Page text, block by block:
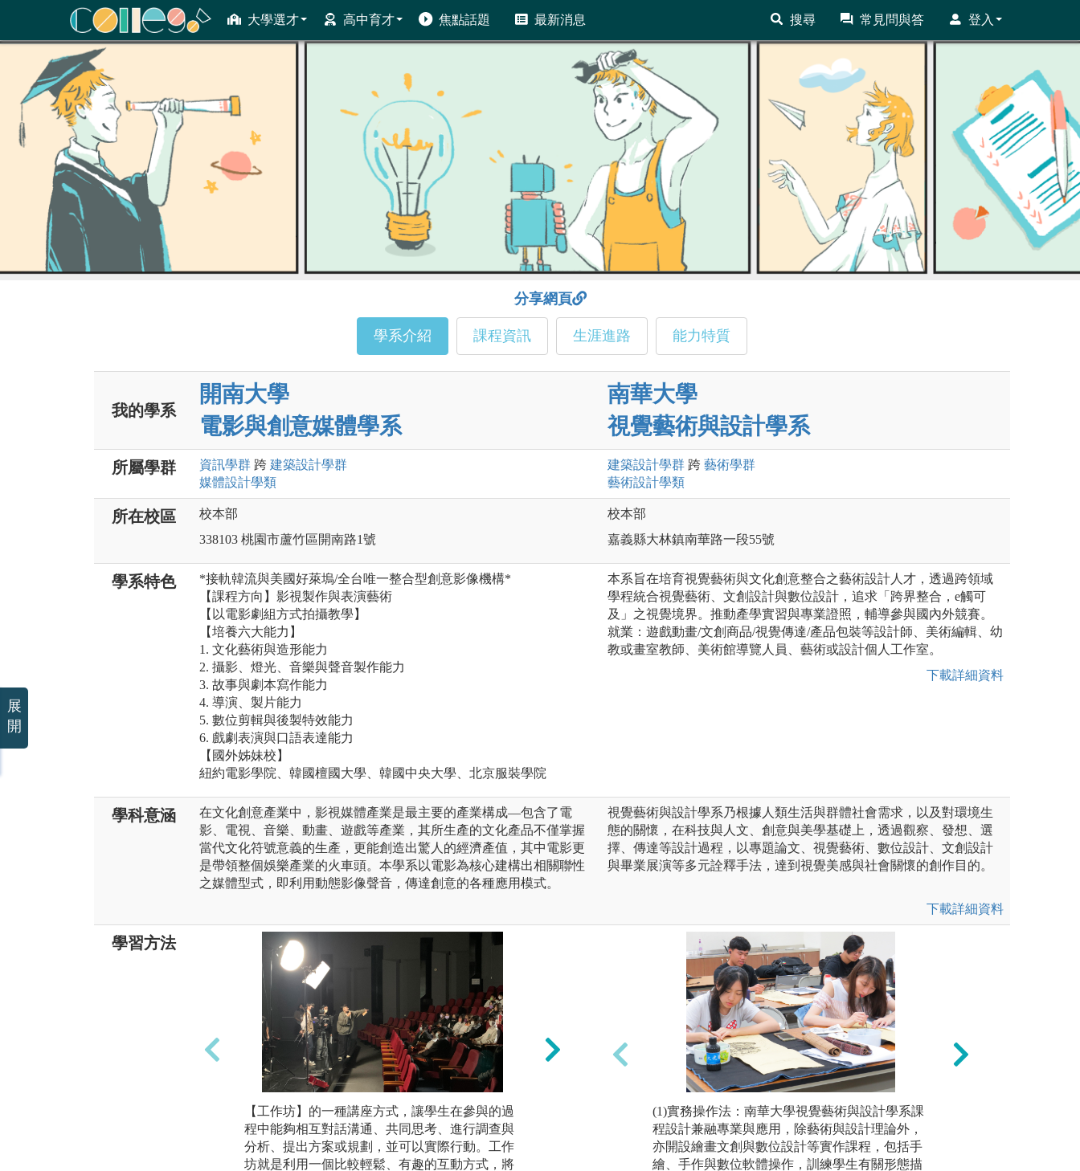
大學選才 高中育才 焦點話題 最新消息 搜尋 常見問與答 登入
ColleGo! 大學選才與高中育才輔助系統
分享網頁
學系介紹 課程資訊 生涯進路 能力特質
我的學系
開南大學
電影與創意媒體學系
南華大學
視覺藝術與設計學系
所屬學群 資訊學群 跨 建築設計學群
媒體設計學類
建築設計學群 跨 藝術學群
藝術設計學類
所在校區
校本部
338103 桃園市蘆竹區開南路1號
校本部
嘉義縣大林鎮南華路一段55號
學系特色
*接軌韓流與美國好萊塢/全台唯一整合型創意影像機構*
【課程方向】影視製作與表演藝術
【以電影劇組方式拍攝教學】
【培養六大能力】
1. 文化藝術與造形能力
2. 攝影、燈光、音樂與聲音製作能力
3. 故事與劇本寫作能力
4. 導演、製片能力
5. 數位剪輯與後製特效能力
6. 戲劇表演與口語表達能力
【國外姊妹校】
紐約電影學院、韓國檀國大學、韓國中央大學、北京服裝學院
本系旨在培育視覺藝術與文化創意整合之藝術設計人才，透過跨領域
學程統合視覺藝術、文創設計與數位設計，追求「跨界整合，e觸可
及」之視覺境界。推動產學實習與專業證照，輔導參與國內外競賽。
就業：遊戲動畫/文創商品/視覺傳達/產品包裝等設計師、美術編輯、幼
教或畫室教師、美術館導覽人員、藝術或設計個人工作室。
下載詳細資料
學科意涵
在文化創意產業中，影視媒體產業是最主要的產業構成—包含了電
影、電視、音樂、動畫、遊戲等產業，其所生產的文化產品不僅掌握
當代文化符號意義的生產，更能創造出驚人的經濟產值，其中電影更
是帶領整個娛樂產業的火車頭。本學系以電影為核心建構出相關聯性
之媒體型式，即利用動態影像聲音，傳達創意的各種應用模式。
視覺藝術與設計學系乃根據人類生活與群體社會需求，以及對環境生
態的關懷，在科技與人文、創意與美學基礎上，透過觀察、發想、選
擇、傳達等設計過程，以專題論文、視覺藝術、數位設計、文創設計
與畢業展演等多元詮釋手法，達到視覺美感與社會關懷的創作目的。
下載詳細資料
學習方法
【工作坊】的一種講座方式，讓學生在參與的過
程中能夠相互對話溝通、共同思考、進行調查與
分析、提出方案或規劃，並可以實際行動。工作
坊就是利用一個比較輕鬆、有趣的互動方式，將
【電影實務拍攝】 為本系最主要的學習方式之
一，藉由上課學得基礎知識後，實際組成拍攝劇
組，以好萊塢的手法與專業分工，並採用系上所
提供之電影級專業設備，來進行拍攝的工作。從
(1)實務操作法：南華大學視覺藝術與設計學系課
程設計兼融專業與應用，除藝術與設計理論外，
亦開設繪畫文創與數位設計等實作課程，包括手
繪、手作與數位軟體操作，訓練學生有關形態描
展
開